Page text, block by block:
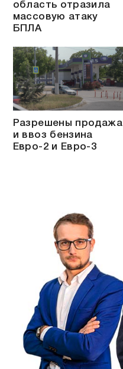
область отразила
массовую атаку
БПЛА
Разрешены продажа
и ввоз бензина
Евро-2 и Евро-3